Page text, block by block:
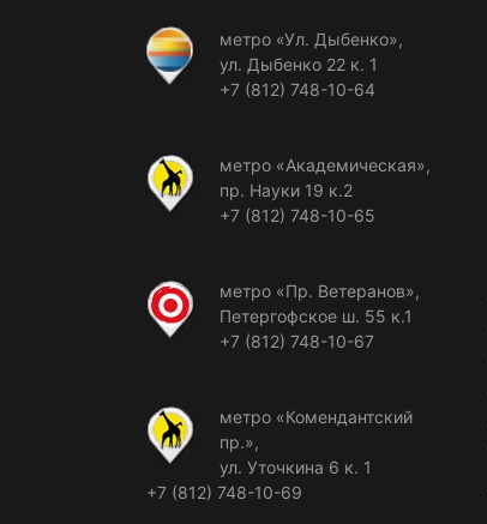
метро «Ул. Дыбенко»,
ул. Дыбенко 22 к. 1
+7 (812) 748-10-64
метро «Академическая»,
пр. Науки 19 к.2
+7 (812) 748-10-65
метро «Пр. Ветеранов»,
Петергофское ш. 55 к.1
+7 (812) 748-10-67
метро «Комендантский
пр.»,
ул. Уточкина 6 к. 1
+7 (812) 748-10-69